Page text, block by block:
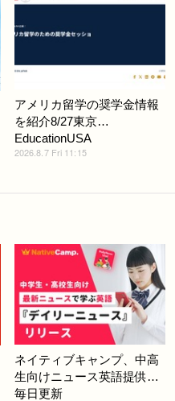
アメリカ留学の奨学金情報
を紹介8/27東京…
EducationUSA
2026.8.7 Fri 11:15
ネイティブキャンプ、中高
生向けニュース英語提供…
毎日更新